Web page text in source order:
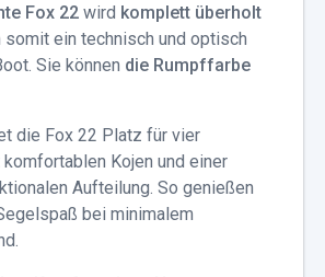
Fox 22 wird komplett überholt
somit ein technisch und optisch
Sie können die Rumpffarbe
die Fox 22 Platz für vier
Kojen und einer
Aufteilung. So genießen
bei minimalem